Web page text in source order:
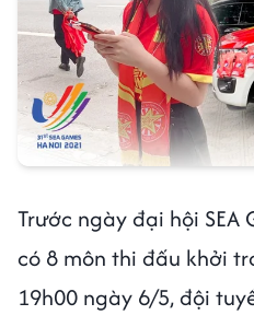
Trước ngày đại hội SEA
có 8 môn thi đấu khởi
19h00 ngày 6/5, đội